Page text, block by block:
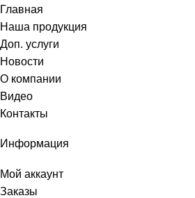
Главная
Наша продукция
Доп. услуги
Новости
О компании
Видео
Контакты
Информация
Мой аккаунт
Заказы